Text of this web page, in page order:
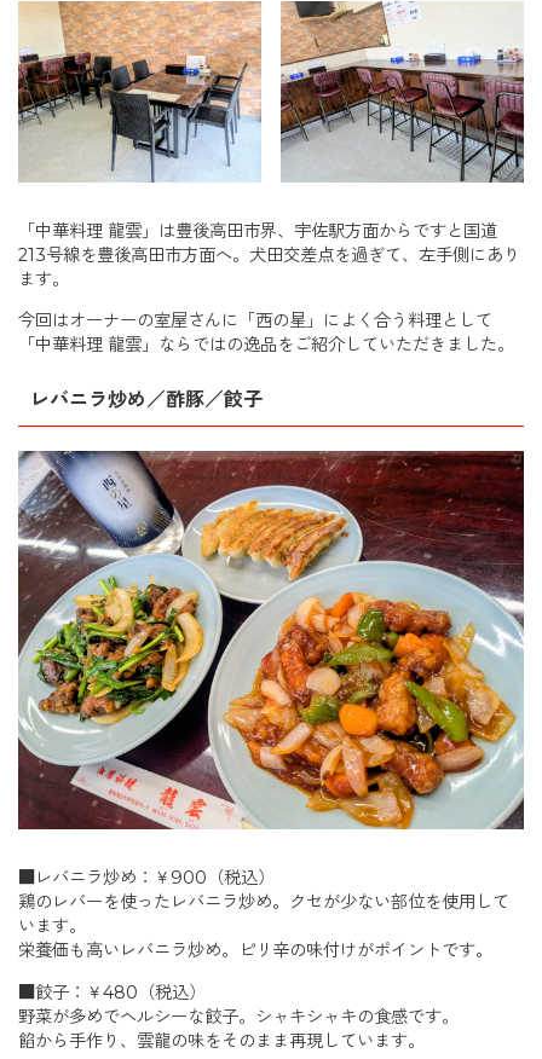
「中華料理 龍雲」は豊後高田市界、宇佐駅方面からですと国道
213号線を豊後高田市方面へ。犬田交差点を過ぎて、左手側にあり
ます。
今回はオーナーの室屋さんに「西の星」によく合う料理として
「中華料理 龍雲」ならではの逸品をご紹介していただきました。
レバニラ炒め／酢豚／餃子
■レバニラ炒め：￥900（税込）
鶏のレバーを使ったレバニラ炒め。クセが少ない部位を使用して
います。
栄養価も高いレバニラ炒め。ピリ辛の味付けがポイントです。
■餃子：￥480（税込）
野菜が多めでヘルシーな餃子。シャキシャキの食感です。
餡から手作り、雲龍の味をそのまま再現しています。